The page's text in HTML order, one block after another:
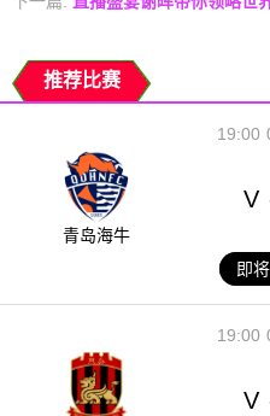
推荐比赛
19:00
青岛海牛
V
即
19:00
V